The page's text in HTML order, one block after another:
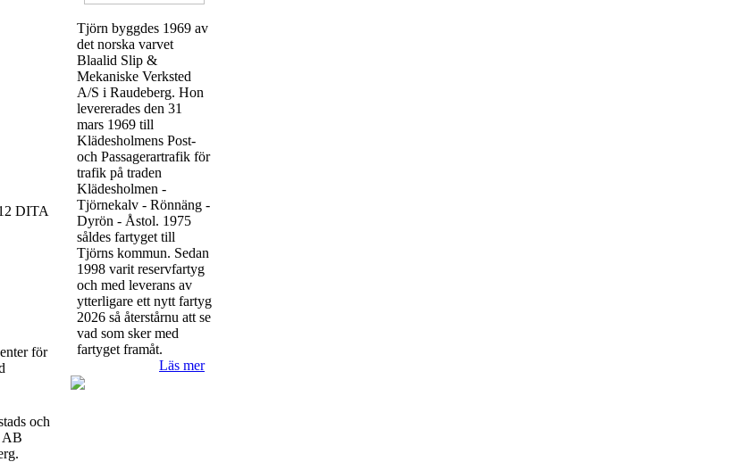
DITA
för
och
Tjörn byggdes 1969 av
det norska varvet
Blaalid Slip &
Mekaniske Verksted
A/S i Raudeberg. Hon
levererades den 31
mars 1969 till
Klädesholmens Post-
och Passagerartrafik för
trafik på traden
Klädesholmen -
Tjörnekalv - Rönnäng -
Dyrön - Åstol. 1975
såldes fartyget till
Tjörns kommun. Sedan
1998 varit reservfartyg
och med leverans av
ytterligare ett nytt fartyg
2026 så återstårnu att se
vad som sker med
fartyget framåt.
Läs mer